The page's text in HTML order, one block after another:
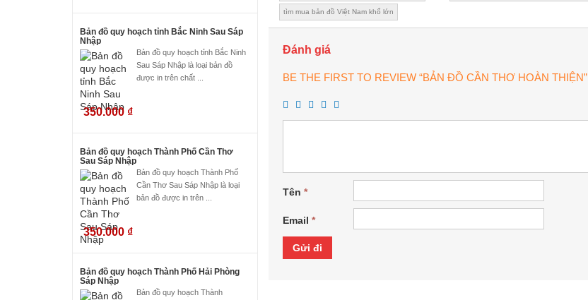
Bản đồ quy hoạch tỉnh Bắc Ninh Sau Sáp
Nhập
Bản đồ quy hoạch tỉnh Bắc Ninh
Sau Sáp Nhập là loại bản đồ
được in trên chất ...
350.000 ₫
Bản đồ quy hoạch Thành Phố Cần Thơ
Sau Sáp Nhập
Bản đồ quy hoạch Thành Phố
Cần Thơ Sau Sáp Nhập là loại
bản đồ được in trên ...
350.000 ₫
Bản đồ quy hoạch Thành Phố Hải Phòng
Sáp Nhập
Bản đồ quy hoạch Thành
tìm mua bản đồ Việt Nam khổ lớn
Đánh giá
BE THE FIRST TO REVIEW “BẢN ĐỒ CẦN THƠ HOÀN THIỆN”
Tên *
Email *